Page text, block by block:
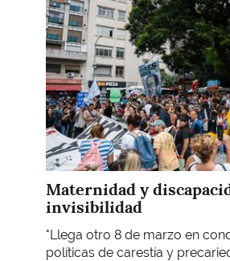
Maternidad y
invisibilidad
"Llega otro 8 de marzo en
políticas de carestía y